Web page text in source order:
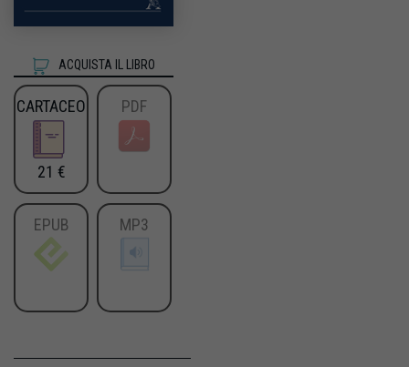
ACQUISTA IL LIBRO
CARTACEO
21 €
PDF
EPUB MP3